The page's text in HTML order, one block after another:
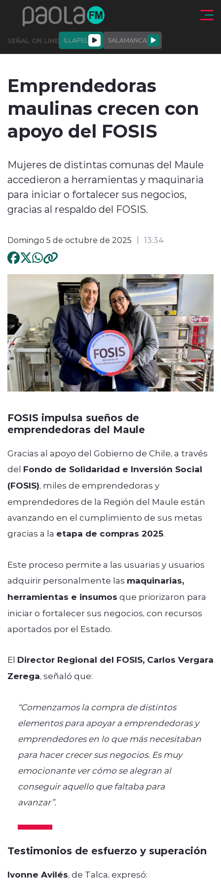
Click acá para ir directamente al contenido
SEÑAL ON LINE ILLAPEL SALAMANCA
Emprendedoras
maulinas crecen con
apoyo del FOSIS
Mujeres de distintas comunas del Maule
accedieron a herramientas y maquinaria
para iniciar o fortalecer sus negocios,
gracias al respaldo del FOSIS.
Domingo 5 de octubre de 2025 13:34
FOSIS impulsa sueños de
emprendedoras del Maule
Gracias al apoyo del Gobierno de Chile, a través
del Fondo de Solidaridad e Inversión Social
(FOSIS), miles de emprendedoras y
emprendedores de la Región del Maule están
avanzando en el cumplimiento de sus metas
gracias a la etapa de compras 2025.
Este proceso permite a las usuarias y usuarios
adquirir personalmente las maquinarias,
herramientas e insumos que priorizaron para
iniciar o fortalecer sus negocios, con recursos
aportados por el Estado.
El Director Regional del FOSIS, Carlos Vergara
Zerega, señaló que:
“Comenzamos la compra de distintos
elementos para apoyar a emprendedoras y
emprendedores en lo que más necesitaban
para hacer crecer sus negocios. Es muy
emocionante ver cómo se alegran al
conseguir aquello que faltaba para
avanzar”.
Testimonios de esfuerzo y superación
Ivonne Avilés, de Talca, expresó: